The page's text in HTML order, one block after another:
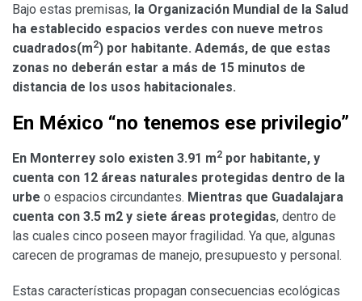
Bajo estas premisas, la Organización Mundial de la Salud
ha establecido espacios verdes con nueve metros
cuadrados(m2) por habitante. Además, de que estas
zonas no deberán estar a más de 15 minutos de
distancia de los usos habitacionales.
En México “no tenemos ese privilegio”
En Monterrey solo existen 3.91 m2 por habitante, y
cuenta con 12 áreas naturales protegidas dentro de la
urbe o espacios circundantes. Mientras que Guadalajara
cuenta con 3.5 m2 y siete áreas protegidas, dentro de
las cuales cinco poseen mayor fragilidad. Ya que, algunas
carecen de programas de manejo, presupuesto y personal.
Estas características propagan consecuencias ecológicas